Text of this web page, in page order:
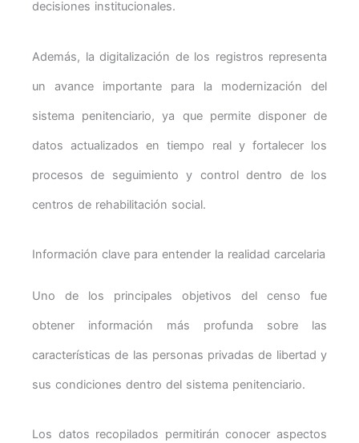
decisiones institucionales.
Además, la digitalización de los registros representa
un avance importante para la modernización del
sistema penitenciario, ya que permite disponer de
datos actualizados en tiempo real y fortalecer los
procesos de seguimiento y control dentro de los
centros de rehabilitación social.
Información clave para entender la realidad carcelaria
Uno de los principales objetivos del censo fue
obtener información más profunda sobre las
características de las personas privadas de libertad y
sus condiciones dentro del sistema penitenciario.
Los datos recopilados permitirán conocer aspectos